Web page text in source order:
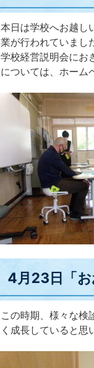
本日は学校へお越し
業が行われていまし
学校経営説明会にお
については、ホーム
4月23日「お
この時期、様々な検
く成長していると思